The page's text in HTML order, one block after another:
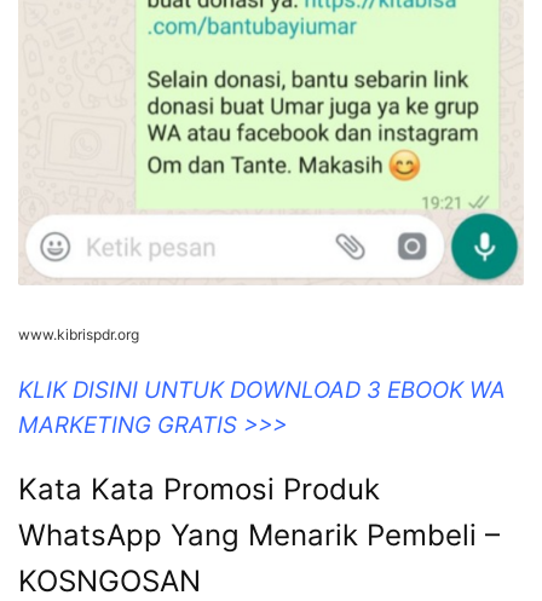
www.kibrispdr.org
KLIK DISINI UNTUK DOWNLOAD 3 EBOOK WA
MARKETING GRATIS >>>
Kata Kata Promosi Produk
WhatsApp Yang Menarik Pembeli –
KOSNGOSAN